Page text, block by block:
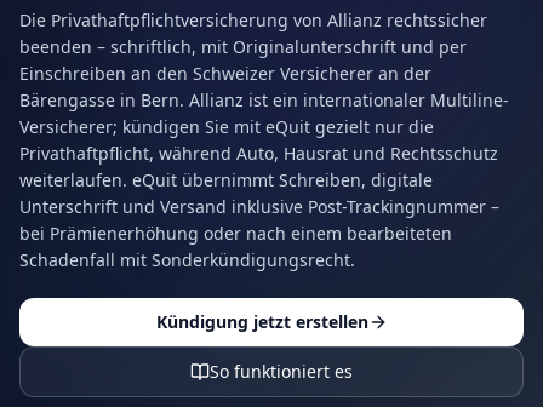
Die Privathaftpflichtversicherung von Allianz rechtssicher
beenden – schriftlich, mit Originalunterschrift und per
Einschreiben an den Schweizer Versicherer an der
Bärengasse in Bern. Allianz ist ein internationaler Multiline-
Versicherer; kündigen Sie mit eQuit gezielt nur die
Privathaftpflicht, während Auto, Hausrat und Rechtsschutz
weiterlaufen. eQuit übernimmt Schreiben, digitale
Unterschrift und Versand inklusive Post-Trackingnummer –
bei Prämienerhöhung oder nach einem bearbeiteten
Schadenfall mit Sonderkündigungsrecht.
Kündigung jetzt erstellen
So funktioniert es